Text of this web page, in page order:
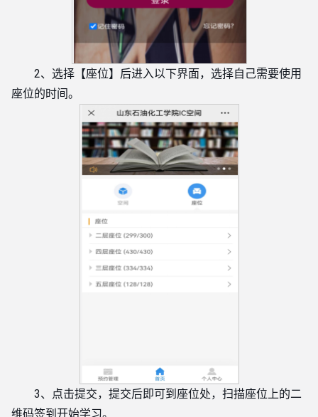
2、选择【座位】后进入以下界面，选择自己需要使用
座位的时间。
3、点击提交，提交后即可到座位处，扫描座位上的二
维码签到开始学习。